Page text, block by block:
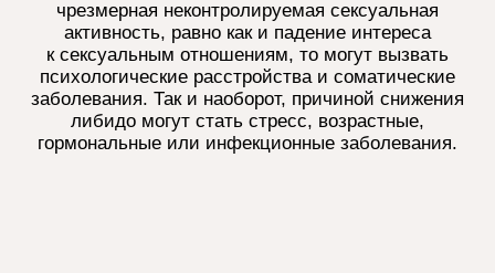
Питание
-cредиземноморская диета (овощи,
фрукты, рыба, цельнозерновые)